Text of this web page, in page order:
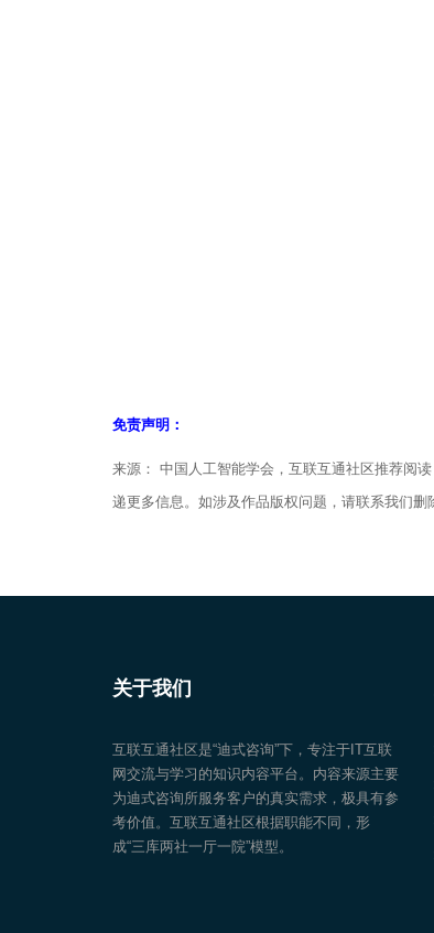
免责声明：
来源： 中国人工智能学会，互联互通社区推荐阅
递更多信息。如涉及作品版权问题，请联系我们删
关于我们
互联互通社区是“迪式咨询”下，专注于IT互联
网交流与学习的知识内容平台。内容来源主要
为迪式咨询所服务客户的真实需求，极具有参
考价值。互联互通社区根据职能不同，形
成“三库两社一厅一院”模型。